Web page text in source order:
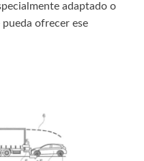
adaptado o
ofrecer ese